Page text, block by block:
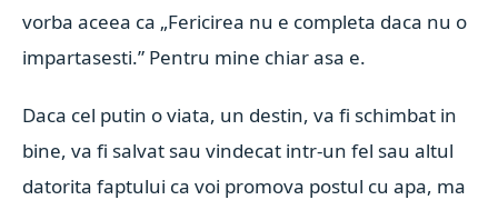
vorba aceea ca „Fericirea nu e completa daca nu o
impartasesti.” Pentru mine chiar asa e.
Daca cel putin o viata, un destin, va fi schimbat in
bine, va fi salvat sau vindecat intr-un fel sau altul
datorita faptului ca voi promova postul cu apa, ma